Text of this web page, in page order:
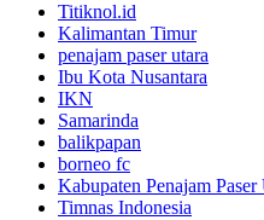
Titiknol.id
Kalimantan Timur
penajam paser utara
Ibu Kota Nusantara
IKN
Samarinda
balikpapan
borneo fc
Kabupaten Penajam Paser
Timnas Indonesia